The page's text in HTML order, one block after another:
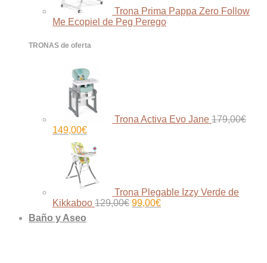
Trona Prima Pappa Zero Follow
Me Ecopiel de Peg Perego
TRONAS de oferta
Trona Activa Evo Jane 179,00€
El
precio
original
179,00€.
149,00€El
actual
es:
149,00€.
Trona Plegable Izzy Verde de
Kikkaboo 129,00€ El
99,00€El
Baño y Aseo